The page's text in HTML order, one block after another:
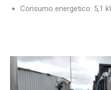
Consumo energetico: 5,1